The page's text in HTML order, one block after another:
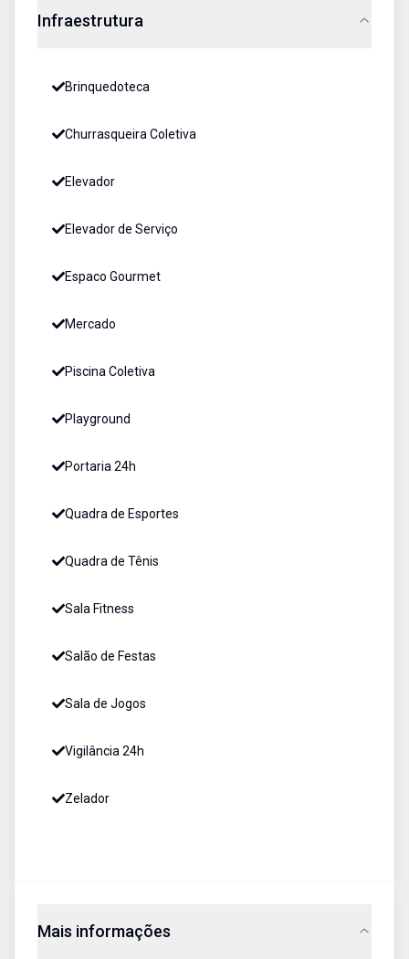
Infraestrutura
Brinquedoteca
Churrasqueira Coletiva
Elevador
Elevador de Serviço
Espaco Gourmet
Mercado
Piscina Coletiva
Playground
Portaria 24h
Quadra de Esportes
Quadra de Tênis
Sala Fitness
Salão de Festas
Sala de Jogos
Vigilância 24h
Zelador
Mais informações